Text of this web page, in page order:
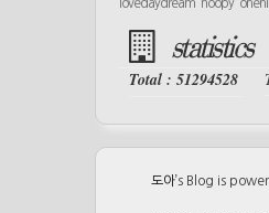
lovedaydream noopy
statistics
Total : 51294528
도아’s Blog is